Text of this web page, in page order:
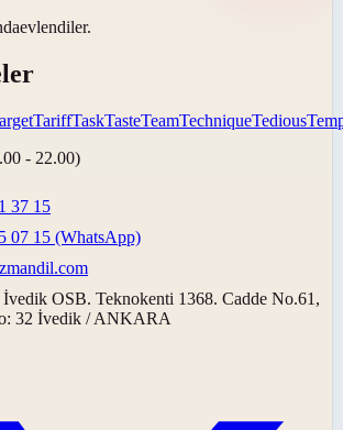
evlendiler.
TariffTaskTasteTeamTechniqueTedious
- 22.00)
37 15
07 15 (WhatsApp)
İvedik OSB. Teknokenti 1368. Cadde No.61,
32 İvedik / ANKARA